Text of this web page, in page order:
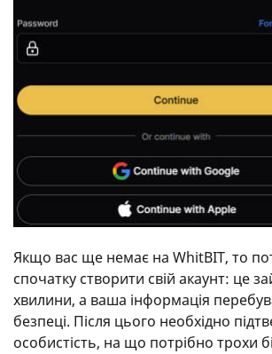
Якщо вас ще немає на WhitBIT, то
спочатку створити свій акаунт: це
хвилини, а ваша інформація
безпеці. Після цього необхідно
особистість, на що потрібно трохи